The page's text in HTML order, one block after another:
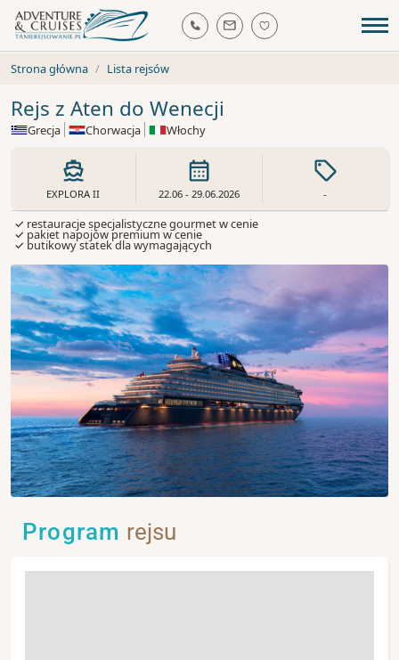
Strona główna Lista rejsów
Rejs z Aten do Wenecji
Grecja Chorwacja Włochy
EXPLORA II 22.06 - 29.06.2026 -
✓ restauracje specjalistyczne gourmet w cenie
✓ pakiet napojów premium w cenie
✓ butikowy statek dla wymagających
Program rejsu